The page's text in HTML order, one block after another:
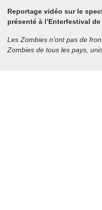
Reportage vidéo sur le
présenté à l’Enterfestival de
Les Zombies n’ont pas de
Zombies de tous les pays,